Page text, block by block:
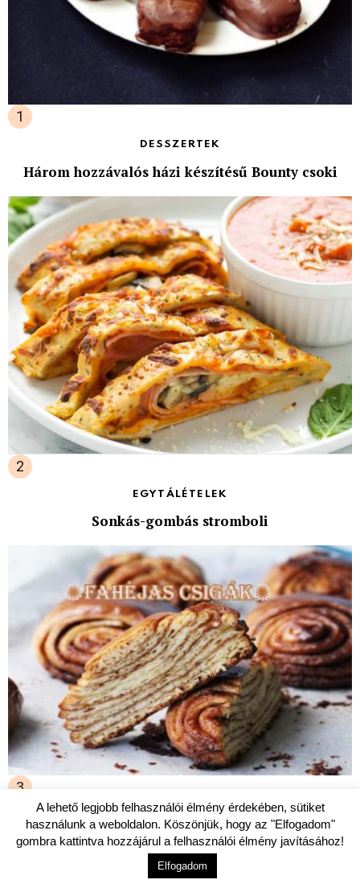
DESSZERTEK
Három hozzávalós házi készítésű Bounty csoki
EGYTÁLÉTELEK
Sonkás-gombás stromboli
DESSZERTEK
Fahéjas csigák
A lehető legjobb felhasználói élmény érdekében, sütiket
használunk a weboldalon. Köszönjük, hogy az "Elfogadom"
gombra kattintva hozzájárul a felhasználói élmény javításához!
Elfogadom